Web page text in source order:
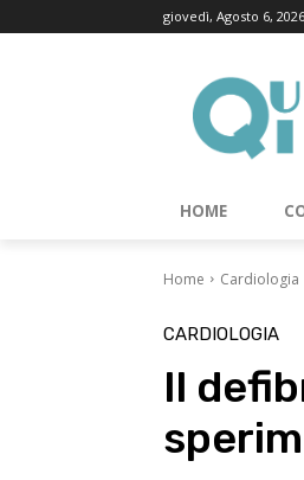
giovedì, Agosto 6, 2026
HOME
Home Cardiologia
CARDIOLOGIA
Il